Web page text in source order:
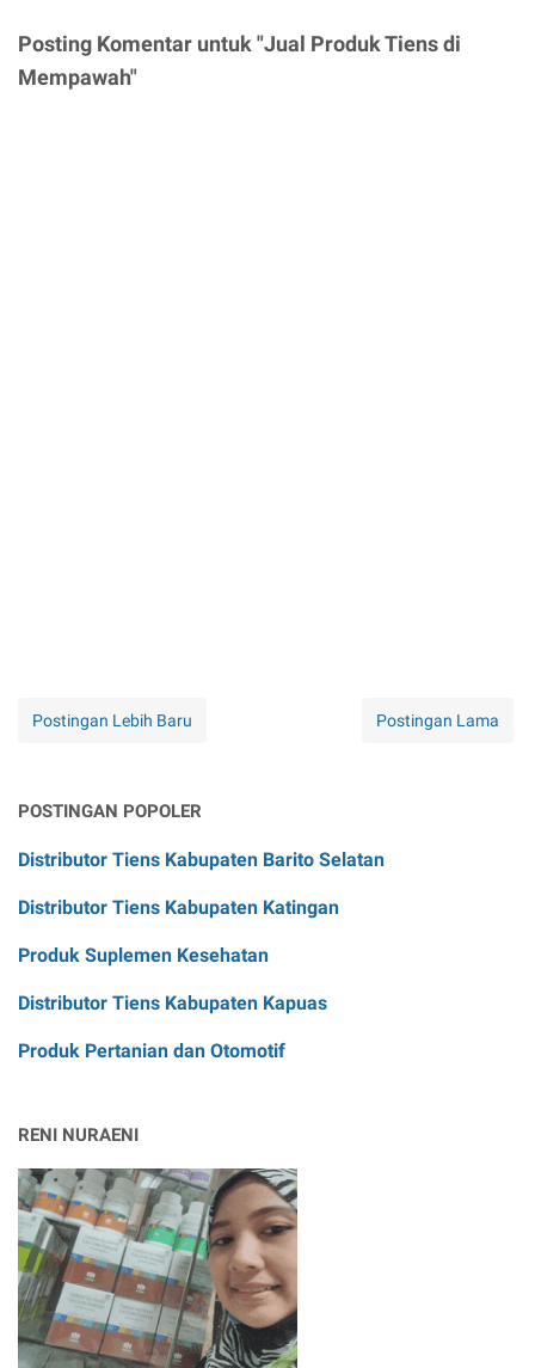
Posting Komentar untuk "Jual Produk Tiens di
Mempawah"
Postingan Lebih Baru Postingan Lama
POSTINGAN POPOLER
Distributor Tiens Kabupaten Barito Selatan
Distributor Tiens Kabupaten Katingan
Produk Suplemen Kesehatan
Distributor Tiens Kabupaten Kapuas
Produk Pertanian dan Otomotif
RENI NURAENI